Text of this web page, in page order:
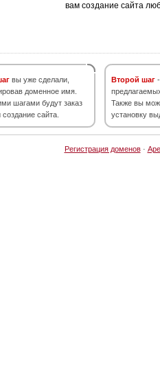
вам создание сайта
вы уже сделали,
доменное имя.
шагами будут заказ
создание сайта.
Второй шаг
Также вы
установку
Регистрация доменов·